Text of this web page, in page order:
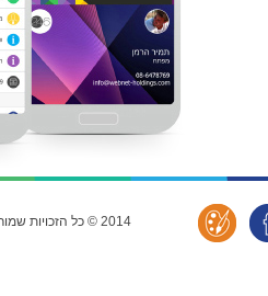
2014 © כל הזכויות שמורות לוובנט הולדינגס בע"מ